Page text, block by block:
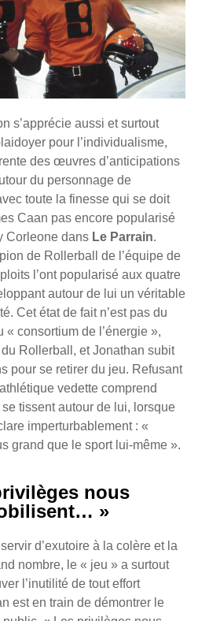
s’apprécie aussi et surtout
pour l’individualisme,
des œuvres d’anticipations
du personnage de
toute la finesse qui se doit
Caan pas encore popularisé
Corleone dans Le Parrain.
de Rollerball de l’équipe de
l’ont popularisé aux quatre
autour de lui un véritable
Cet état de fait n’est pas du
« consortium de l’énergie »,
Rollerball, et Jonathan subit
pour se retirer du jeu. Refusant
vedette comprend
tissent autour de lui, lorsque
imperturbablement : «
grand que le sport lui-même ».
nous
»
d’exutoire à la colère et la
nombre, le « jeu » a surtout
l’inutilité de tout effort
est en train de démontrer le